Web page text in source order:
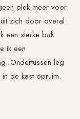
plek meer voor
zich door overal
een sterke bak
ik een
Ondertussen leg
de kast opruim.